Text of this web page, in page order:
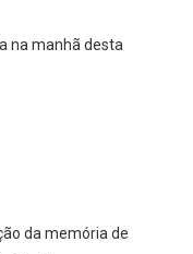
da memória de